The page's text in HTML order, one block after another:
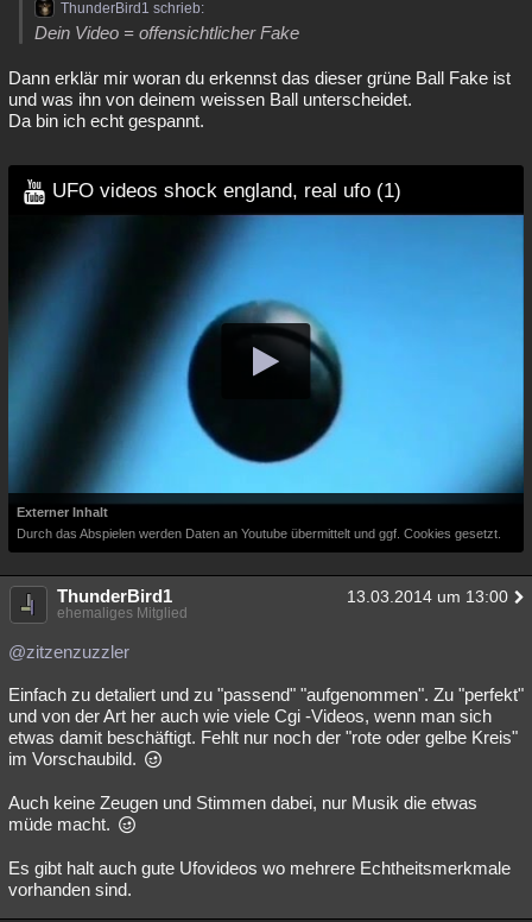
ThunderBird1 schrieb:
Dein Video = offensichtlicher Fake
Dann erklär mir woran du erkennst das dieser grüne Ball Fake ist
und was ihn von deinem weissen Ball unterscheidet.
Da bin ich echt gespannt.
UFO videos shock england, real ufo (1)
Externer Inhalt
Durch das Abspielen werden Daten an Youtube übermittelt und ggf. Cookies gesetzt.
ThunderBird1 13.03.2014 um 13:00
ehemaliges Mitglied
@zitzenzuzzler
Einfach zu detaliert und zu "passend" "aufgenommen". Zu "perfekt"
und von der Art her auch wie viele Cgi -Videos, wenn man sich
etwas damit beschäftigt. Fehlt nur noch der "rote oder gelbe Kreis"
im Vorschaubild.
Auch keine Zeugen und Stimmen dabei, nur Musik die etwas
müde macht.
Es gibt halt auch gute Ufovideos wo mehrere Echtheitsmerkmale
vorhanden sind.